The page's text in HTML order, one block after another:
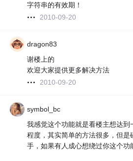
字符串的有效期！
2010-09-20
dragon83
谢楼上的
欢迎大家提供更多解决方法
2010-09-20
symbol_bc
我感觉这个功能就是看楼主想达到
程度，其实简单的方法很多，但是
手，如果有人成心想绕过你这个功